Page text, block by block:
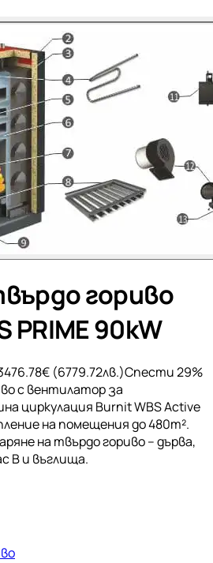
гориво
PRIME 90kW
€ (6779.72лв.)Спести29%
с вентилатор за
циркулация Burnit WBS Active
на помещения до 480m².
на твърдо гориво – дърва,
B и въглища.